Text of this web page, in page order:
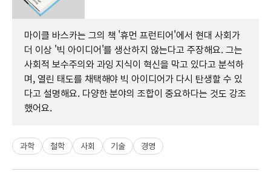
마이클 바스카는 그의 책 '휴먼 프런티어'에서 현대 사회가
더 이상 '빅 아이디어'를 생산하지 않는다고 주장해요. 그는
사회적 보수주의와 과잉 지식이 혁신을 막고 있다고 분석하
며, 열린 태도를 채택해야 빅 아이디어가 다시 탄생할 수 있
다고 설명해요. 다양한 분야의 조합이 중요하다는 것도 강조
했어요.
과학 철학 사회 기술 경영